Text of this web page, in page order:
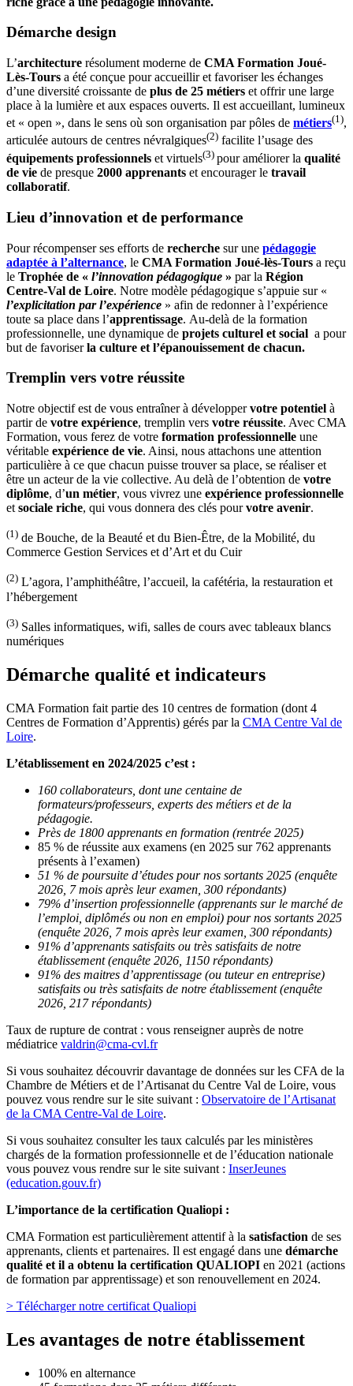
Démarche design
L’architecture résolument moderne de CMA Formation Joué-
Lès-Tours a été conçue pour accueillir et favoriser les échanges
d’une diversité croissante de plus de 25 métiers et offrir une large
place à la lumière et aux espaces ouverts. Il est accueillant, lumineux
et « open », dans le sens où son organisation par pôles de métiers(1),
articulée autours de centres névralgiques(2) facilite l’usage des
équipements professionnels et virtuels(3) pour améliorer la qualité
de vie de presque 2000 apprenants et encourager le travail
collaboratif.
Lieu d’innovation et de performance
Pour récompenser ses efforts de recherche sur une pédagogie
adaptée à l’alternance, le CMA Formation Joué-lès-Tours a reçu
le Trophée de « l’innovation pédagogique » par la Région
Centre-Val de Loire. Notre modèle pédagogique s’appuie sur «
l’explicitation par l’expérience » afin de redonner à l’expérience
toute sa place dans l’apprentissage. Au-delà de la formation
professionnelle, une dynamique de projets culturel et social a pour
but de favoriserla culture et l’épanouissement de chacun.
Tremplin vers votre réussite
Notre objectif est de vous entraîner à développervotre potentiel à
partir de votre expérience, tremplin vers votre réussite. Avec CMA
Formation, vous ferez de votre formation professionnelle une
véritable expérience de vie. Ainsi, nous attachons une attention
particulière à ce que chacun puisse trouver sa place, se réaliser et
être un acteur de la vie collective. Au delà de l’obtention de votre
diplôme, d’un métier, vous vivrez une expérience professionnelle
et sociale riche, qui vous donnera des clés pourvotre avenir.
(1) de Bouche, de la Beauté et du Bien-Être, de la Mobilité, du
Commerce Gestion Services et d’Art et du Cuir
(2) L’agora, l’amphithéâtre, l’accueil, la cafétéria, la restauration et
l’hébergement
(3) Salles informatiques, wifi, salles de cours avec tableaux blancs
numériques
Démarche qualité et indicateurs
CMA Formation fait partie des 10 centres de formation (dont 4
Centres de Formation d’Apprentis) gérés par la CMA Centre Val de
Loire.
L’établissement en 2024/2025 c’est :
160 collaborateurs, dont une centaine de
formateurs/professeurs, experts des métiers et de la
pédagogie.
Près de 1800 apprenants en formation (rentrée 2025)
85 % de réussite aux examens (en 2025 sur 762 apprenants
présents à l’examen)
51 % de poursuite d’études pour nos sortants 2025 (enquête
2026, 7 mois après leur examen, 300 répondants)
79% d’insertion professionnelle (apprenants sur le marché de
l’emploi, diplômés ou non en emploi) pour nos sortants 2025
(enquête 2026, 7 mois après leur examen, 300 répondants)
91% d’apprenants satisfaits ou très satisfaits de notre
établissement (enquête 2026, 1150 répondants)
91% des maitres d’apprentissage (ou tuteur en entreprise)
satisfaits ou très satisfaits de notre établissement (enquête
2026, 217 répondants)
Taux de rupture de contrat : vous renseigner auprès de notre
médiatrice valdrin@cma-cvl.fr
Si vous souhaitez découvrir davantage de données sur les CFA de la
Chambre de Métiers et de l’Artisanat du Centre Val de Loire, vous
pouvez vous rendre sur le site suivant : Observatoire de l’Artisanat
de la CMA Centre-Val de Loire.
Si vous souhaitez consulter les taux calculés par les ministères
chargés de la formation professionnelle et de l’éducation nationale
vous pouvez vous rendre sur le site suivant : InserJeunes
(education.gouv.fr)
L’importance de la certification Qualiopi :
CMA Formation est particulièrement attentif à la satisfaction de ses
apprenants, clients et partenaires. Il est engagé dans une démarche
qualité et il a obtenu la certification QUALIOPI en 2021 (actions
de formation par apprentissage) et son renouvellement en 2024.
> Télécharger notre certificat Qualiopi
Les avantages de notre établissement
100% en alternance